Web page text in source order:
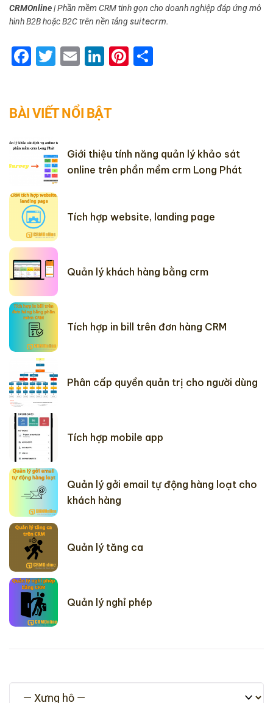
CRMOnline| Phần mềm CRM tinh gọn cho doanh nghiệp đáp ứng mô
hình B2B hoặc B2C trên nền tảngsuitecrm.
Facebook
Twitter
EmailLinkedIn
Pinterest
BÀI VIẾT NỔI BẬT
Giới thiệu tính năng quản lý khảo sát
online trên phần mềm crm Long Phát
Tích hợp website, landing page
Quản lý khách hàng bằng crm
Tích hợp in bill trên đơn hàng CRM
Phân cấp quyền quản trị cho người dùng
Tích hợp mobile app
Quản lý gởi email tự động hàng loạt cho
khách hàng
Quản lý tăng ca
Quản lý nghỉ phép